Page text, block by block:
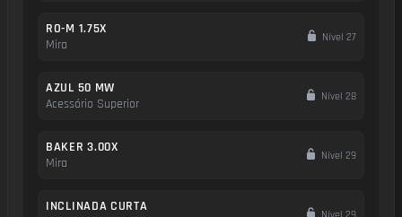
RO-M 1.75X
Mira
Nível 27
AZUL 50 MW
Acessório Superior
Nível 28
BAKER 3.00X
Mira
Nível 29
INCLINADA CURTA
Nível 29